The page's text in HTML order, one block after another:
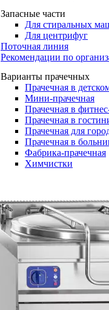
Запасные части
Для стиральных
Для центрифуг
Поточная линия
Рекомендации по
Варианты прачечных
Прачечная в
Мини-прачечная
Прачечная в
Прачечная в
Прачечная для
Прачечная в
Фабрика-прачечная
Химчистки